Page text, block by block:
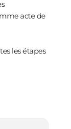
acte de
les étapes